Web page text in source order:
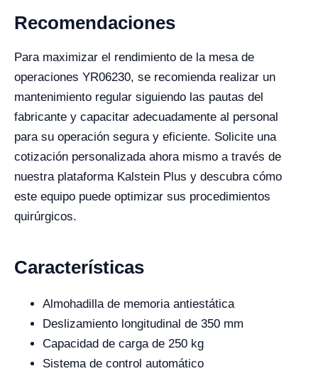
Recomendaciones
Para maximizar el rendimiento de la mesa de
operaciones YR06230, se recomienda realizar un
mantenimiento regular siguiendo las pautas del
fabricante y capacitar adecuadamente al personal
para su operación segura y eficiente. Solicite una
cotización personalizada ahora mismo a través de
nuestra plataforma Kalstein Plus y descubra cómo
este equipo puede optimizar sus procedimientos
quirúrgicos.
Características
Almohadilla de memoria antiestática
Deslizamiento longitudinal de 350 mm
Capacidad de carga de 250 kg
Sistema de control automático